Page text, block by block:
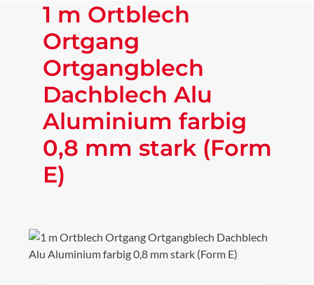
1 m Ortblech
Ortgang
Ortgangblech
Dachblech Alu
Aluminium farbig
0,8 mm stark (Form
E)
Bildergalerie überspringen